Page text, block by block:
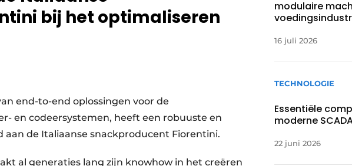
bij het optimaliseren
end-to-end oplossingen voor de
en codeersystemen, heeft een robuuste en
de Italiaanse snackproducent Fiorentini.
al generaties lang zijn knowhow in het creëren
modulaire
16 juli 2026
TECHNOLOGIE
Essentiële
moderne
22 juni 2026